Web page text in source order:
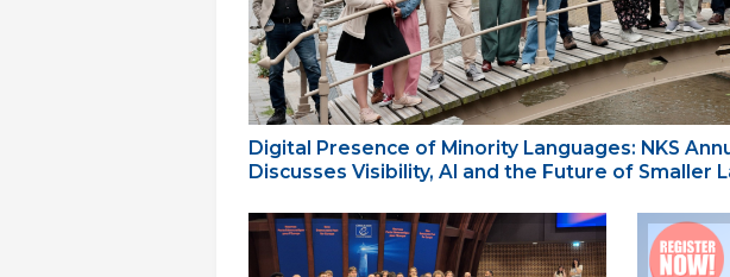
Digital Presence of Minority Languages: NKS
Discusses Visibility, AI and the Future of Smaller